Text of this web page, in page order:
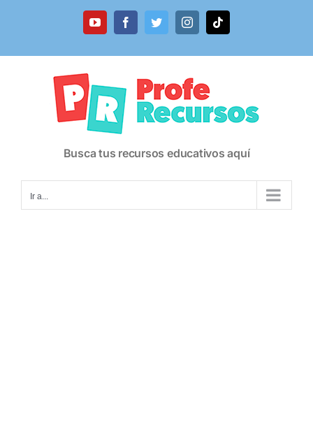
YouTubeFacebookTwitterInstagramTiktok
Busca tus recursos educativos aquí
Ir a...